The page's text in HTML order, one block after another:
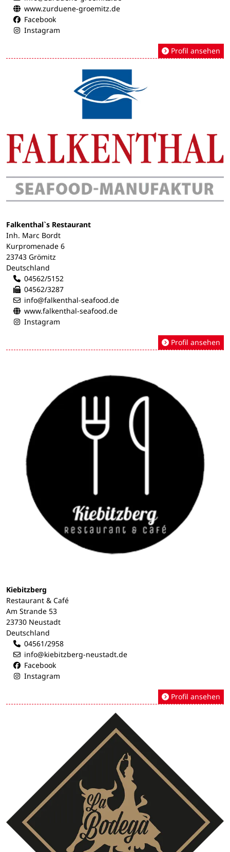
www.zurduene-groemitz.de
Facebook
Instagram
Profil ansehen
Falkenthal`s Restaurant
Inh. Marc Bordt
Kurpromenade 6
23743 Grömitz
Deutschland
04562/5152
04562/3287
info@falkenthal-seafood.de
www.falkenthal-seafood.de
Instagram
Profil ansehen
Kiebitzberg
Restaurant & Café
Am Strande 53
23730 Neustadt
Deutschland
04561/2958
info@kiebitzberg-neustadt.de
Facebook
Instagram
Profil ansehen